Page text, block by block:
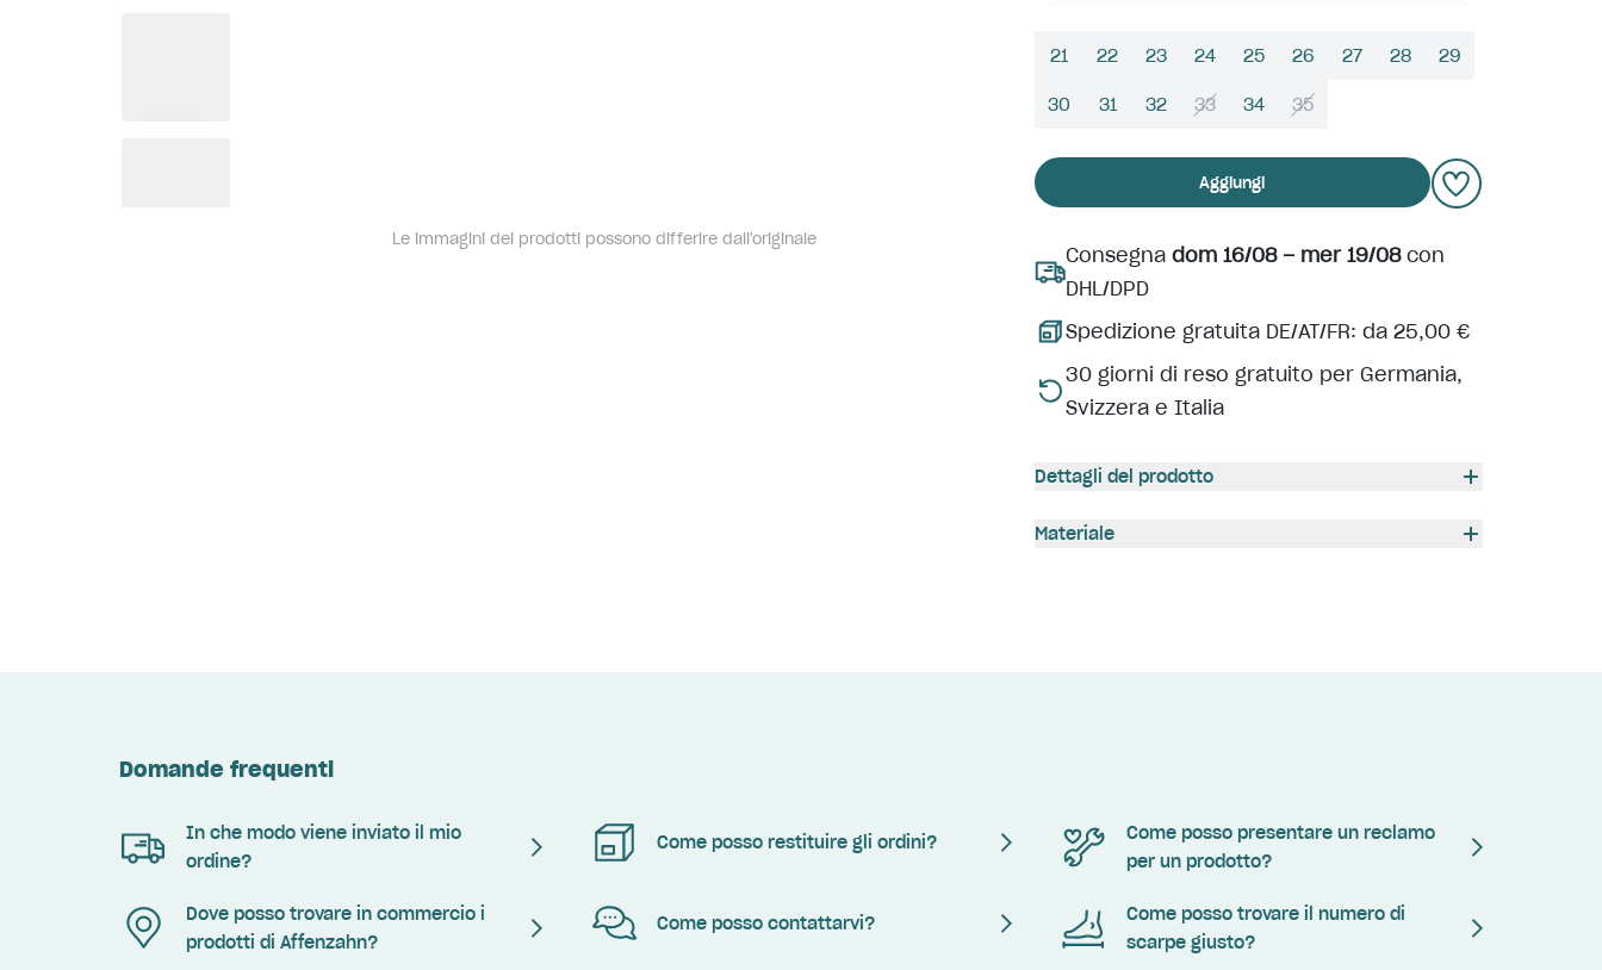
Le immagini dei prodotti possono differire dall'originale
21 22 23 24 25 26 27 28 29
30 31 32 33 34 35
Aggiungi
Consegna dom 16/08 – mer 19/08con
DHL/DPD
Spedizione gratuita DE/AT/FR: da 25,00 €
30 giorni di reso gratuito per Germania,
Svizzera e Italia
Dettagli del prodotto
Materiale
Domande frequenti
In che modo viene inviato il mio
ordine?
Come posso restituire gli ordini?
Come posso presentare un reclamo
per un prodotto?
Dove posso trovare in commercio i
prodotti di Affenzahn?
Come posso contattarvi?
Come posso trovare il numero di
scarpe giusto?